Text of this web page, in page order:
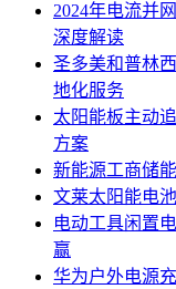
2024年电流并
深度解读
圣多美和普林
地化服务
太阳能板主动
方案
新能源工商储
文莱太阳能电
电动工具闲置
赢
华为户外电源